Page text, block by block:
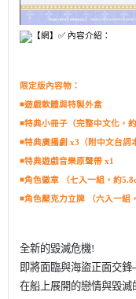
【網】✅ 內容介紹：
限定版內容物：
◾遊戲軟體與特製外盒
◾特典小冊子（完整中文化，約
◾特典廣播劇 x3（附中文台詞
◾特典遊戲音樂原聲帶 x1
◾角色徽章 （七入一組，約
◾角色壓克力立牌 （六入一組
全新的毀滅危機!
即將面臨與海盜正面交
在船上展開的戀情與毀